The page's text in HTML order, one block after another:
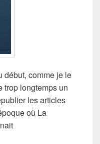
début, comme je le
trop longtemps un
les articles
où La
le livre bleu de